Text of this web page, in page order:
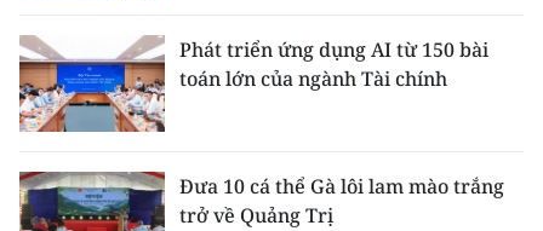
Phát triển ứng dụng AI từ 150 bài
toán lớn của ngành Tài chính
Đưa 10 cá thể Gà lôi lam mào trắng
trở về Quảng Trị